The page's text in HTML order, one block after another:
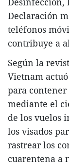
Declaración
teléfonos
contribuye a
Según la
Vietnam
para
mediante el
de los vuelos
los visados
rastrear los
cuarentena a